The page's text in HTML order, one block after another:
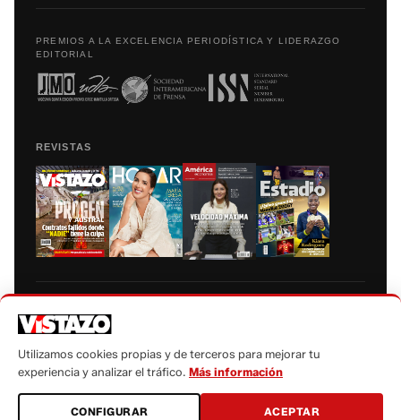
PREMIOS A LA EXCELENCIA PERIODÍSTICA Y LIDERAZGO
EDITORIAL
REVISTAS
autorización escrita de su titular, de todos los contenidos de Vistazo.com.
Utilizamos cookies propias y de terceros para mejorar tu
experiencia y analizar el tráfico. Más información
CONFIGURAR ACEPTAR